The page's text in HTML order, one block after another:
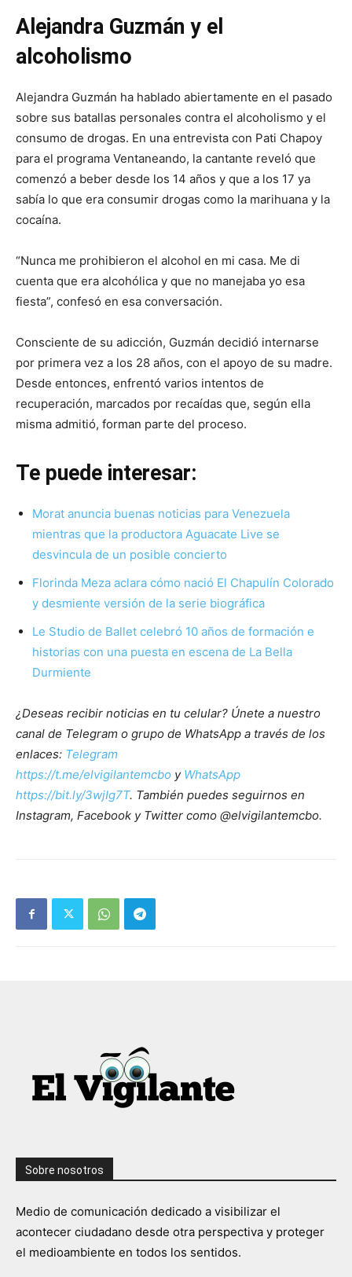
Alejandra Guzmán y el
alcoholismo
Alejandra Guzmán ha hablado abiertamente en el pasado
sobre sus batallas personales contra el alcoholismo y el
consumo de drogas. En una entrevista con Pati Chapoy
para el programa Ventaneando, la cantante reveló que
comenzó a beber desde los 14 años y que a los 17 ya
sabía lo que era consumir drogas como la marihuana y la
cocaína.
“Nunca me prohibieron el alcohol en mi casa. Me di
cuenta que era alcohólica y que no manejaba yo esa
fiesta”, confesó en esa conversación.
Consciente de su adicción, Guzmán decidió internarse
por primera vez a los 28 años, con el apoyo de su madre.
Desde entonces, enfrentó varios intentos de
recuperación, marcados por recaídas que, según ella
misma admitió, forman parte del proceso.
Te puede interesar:
Morat anuncia buenas noticias para Venezuela
mientras que la productora Aguacate Live se
desvincula de un posible concierto
Florinda Meza aclara cómo nació El Chapulín Colorado
y desmiente versión de la serie biográfica
Le Studio de Ballet celebró 10 años de formación e
historias con una puesta en escena de La Bella
Durmiente
¿Deseas recibir noticias en tu celular? Únete a nuestro
canal de Telegram o grupo de WhatsApp a través de los
enlaces: Telegram
https://t.me/elvigilantemcbo y WhatsApp
https://bit.ly/3wjIg7T. También puedes seguirnos en
Instagram, Facebook y Twitter como @elvigilantemcbo.
Sobre nosotros
Medio de comunicación dedicado a visibilizar el
acontecer ciudadano desde otra perspectiva y proteger
el medioambiente en todos los sentidos.